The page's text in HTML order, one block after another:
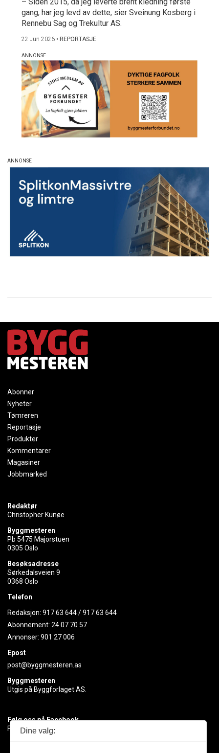
– Siden 2015, da jeg leverte brent kledning første
gang, har jeg levd av dette, sier Sveinung Kosberg i
Rennebu Sag og Trekultur AS.
22 Jun 2026 • REPORTASJE
Abonner
Nyheter
Tømreren
Reportasje
Produkter
Kommentarer
Magasiner
Jobbmarked
Redaktør
Christopher Kunøe
Byggmesteren
Pb 5475 Majorstuen
0305 Oslo
Besøksadresse
Sørkedalsveien 9
0368 Oslo
Telefon
Redaksjon: 917 63 644/917 63 644
Abonnement: 24 07 70 57
Annonser: 901 27 006
Epost
post@byggmesteren.as
Byggmesteren
Utgis på Byggforlaget AS.
Følg oss på Facebook
Få med deg det siste innen byggebransjen
Dine valg: